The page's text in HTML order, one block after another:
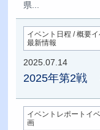
県...
イベント日程 / 概要イ
最新情報
2025.07.14
2025年第2戦
イベントレポートイ
画